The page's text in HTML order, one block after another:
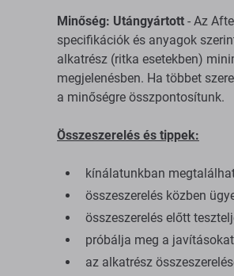
Minőség: Utángyártott - Az
specifikációk és anyagok
alkatrész (ritka esetekben)
megjelenésben. Ha többet
a minőségre összpontosítunk.
Összeszerelés és tippek:
kínálatunkban
összeszerelés közben
összeszerelés előtt
próbálja meg a
az alkatrész